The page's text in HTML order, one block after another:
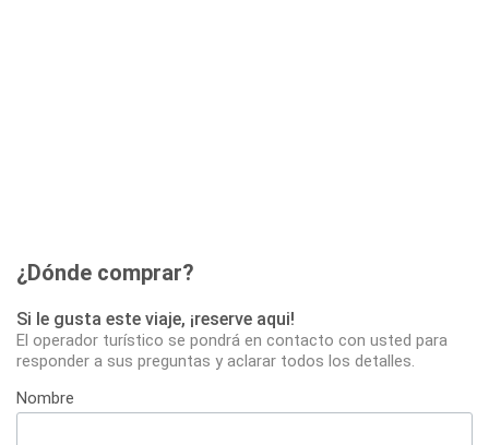
¿Dónde comprar?
Si le gusta este viaje, ¡reserve aqui!
El operador turístico se pondrá en contacto con usted para
responder a sus preguntas y aclarar todos los detalles.
Nombre